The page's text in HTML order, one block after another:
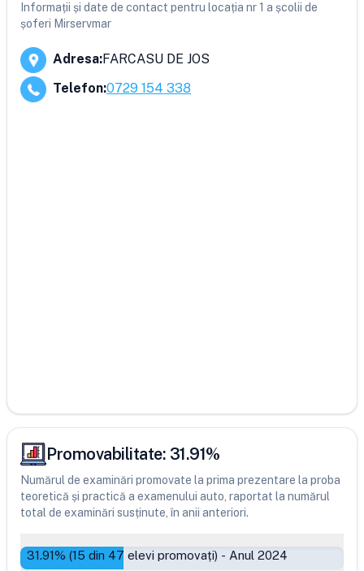
Informații și date de contact pentru locația nr 1 a școlii de
șoferi Mirservmar
Adresa:FARCASU DE JOS
Telefon:0729 154 338
Promovabilitate: 31.91%
Numărul de examinări promovate la prima prezentare la proba
teoretică și practică a examenului auto, raportat la numărul
total de examinări susținute, în anii anteriori.
31.91% (15 din 47 elevi promovați) - Anul 2024